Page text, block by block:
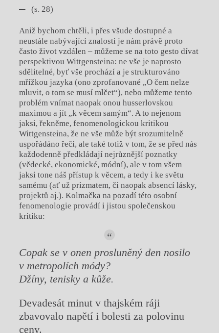
(s. 28)
Aniž bychom chtěli, i přes všude dostupné a
neustále nabývající znalosti je nám právě proto
často život vzdálen – můžeme se na toto gesto dívat
perspektivou Wittgensteina: ne vše je naprosto
sdělitelné, byť vše prochází a je strukturováno
mřížkou jazyka (ono zprofanované „O čem nelze
mluvit, o tom se musí mlčet“), nebo můžeme tento
problém vnímat naopak onou husserlovskou
maximou a jít „k věcem samým“. A to nejenom
jaksi, řekněme, fenomenologickou kritikou
Wittgensteina, že ne vše může být srozumitelně
uspořádáno řečí, ale také totiž v tom, že se před nás
každodenně předkládají nejrůznější poznatky
(vědecké, ekonomické, módní), ale v tom všem
jaksi tone náš přístup k věcem, a tedy i ke světu
samému (ať už prizmatem, či naopak absencí lásky,
projektů aj.). Kolmačka na pozadí této osobní
fenomenologie provádí i jistou společenskou
kritiku:
Copak se v onen prosluněný den nosilo
v metropolích módy?
Džíny, tenisky a kůže.
Devadesát minut v thajském ráji
zbavovalo napětí i bolesti za polovinu
ceny.